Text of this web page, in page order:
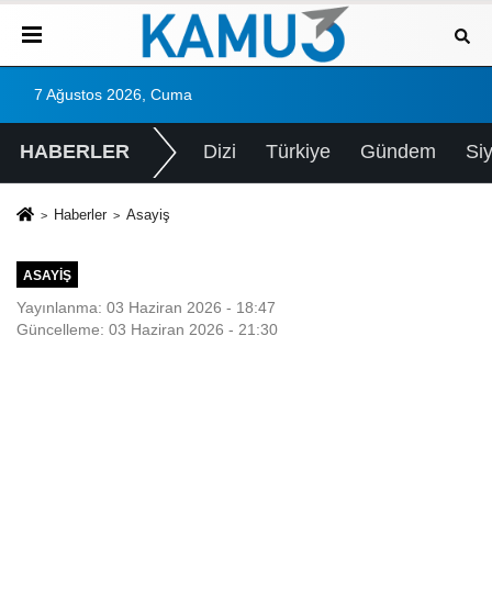
7 Ağustos 2026, Cuma
HABERLER Dizi Türkiye Gündem
Haberler Asayiş
ASAYIŞ
Yayınlanma: 03 Haziran 2026 - 18:47
Güncelleme: 03 Haziran 2026 - 21:30